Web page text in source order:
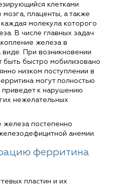
клетками
мозга, плаценты, а также
молекула которого
В числе главных задач
железа в
При возникновении
быть быстро мобилизовано
низком поступлении в
могут полностью
приведет к нарушению
нежелательных
железа постепенно
анемии.
ферритина
пластин и их